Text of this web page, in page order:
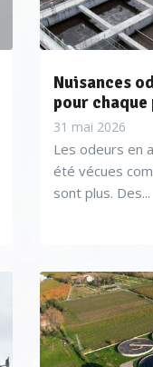
Nuisances
pour
31 mai 2026
Les odeurs en
été vécues
sont plus. Des...